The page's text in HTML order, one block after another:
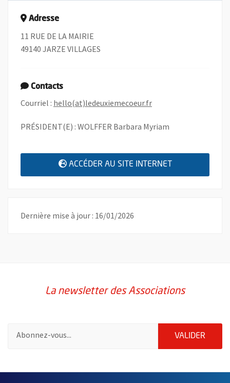
Adresse
11 RUE DE LA MAIRIE
49140 JARZE VILLAGES
Contacts
Courriel : hello(at)ledeuxiemecoeur.fr, Ouvre une nouvelle
PRÉSIDENT(E) : WOLFFER Barbara Myriam
ACCÉDER AU SITE INTERNET , OUVRE UNE
Dernière mise à jour : 16/01/2026
La newsletter des Associations
VALIDER